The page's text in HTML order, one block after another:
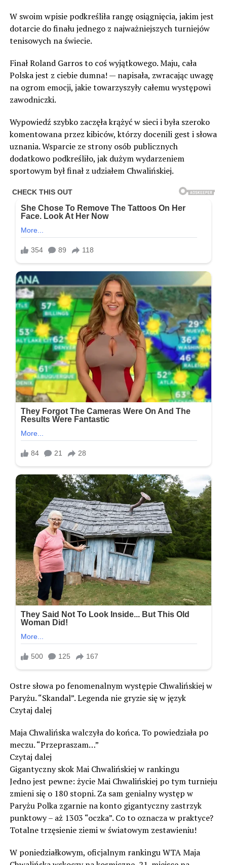
W swoim wpisie podkreśliła rangę osiągnięcia, jakim jest
dotarcie do finału jednego z najważniejszych turniejów
tenisowych na świecie.
Finał Roland Garros to coś wyjątkowego. Maju, cała
Polska jest z ciebie dumna! — napisała, zwracając uwagę
na ogrom emocji, jakie towarzyszyły całemu występowi
zawodniczki.
Wypowiedź szybko zaczęła krążyć w sieci i była szeroko
komentowana przez kibiców, którzy docenili gest i słowa
uznania. Wsparcie ze strony osób publicznych
dodatkowo podkreśliło, jak dużym wydarzeniem
sportowym był finał z udziałem Chwalińskiej.
Ostre słowa po fenomenalnym występie Chwalińskiej w
Paryżu. “Skandal”. Legenda nie gryzie się w język
Czytaj dalej
Maja Chwalińska walczyła do końca. To powiedziała po
meczu. “Przepraszam…”
Czytaj dalej
Gigantyczny skok Mai Chwalińskiej w rankingu
Jedno jest pewne: życie Mai Chwalińskiej po tym turnieju
zmieni się o 180 stopni. Za sam genialny występ w
Paryżu Polka zgarnie na konto gigantyczny zastrzyk
punktowy – aż 1303 “oczka”. Co to oznacza w praktyce?
Totalne trzęsienie ziemi w światowym zestawieniu!
W poniedziałkowym, oficjalnym rankingu WTA Maja